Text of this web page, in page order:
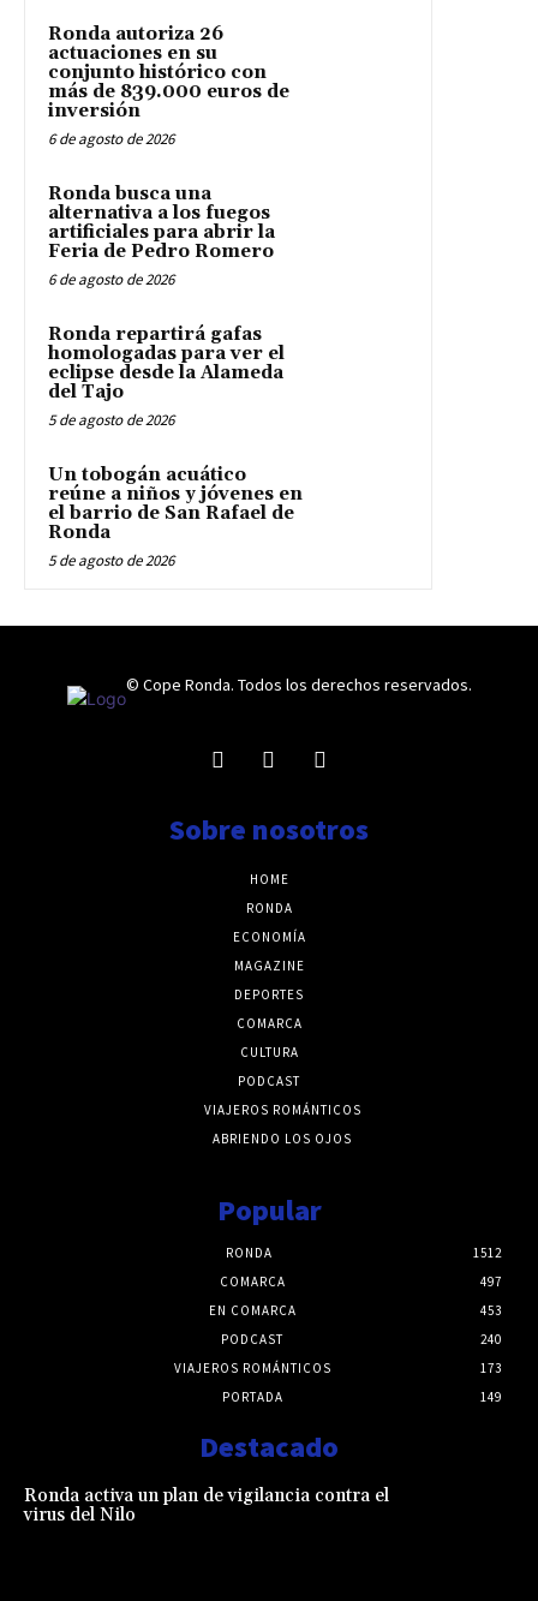
Ronda autoriza 26
actuaciones en su
conjunto histórico con
más de 839.000 euros de
inversión
6 de agosto de 2026
Ronda busca una
alternativa a los fuegos
artificiales para abrir la
Feria de Pedro Romero
6 de agosto de 2026
Ronda repartirá gafas
homologadas para ver el
eclipse desde la Alameda
del Tajo
5 de agosto de 2026
Un tobogán acuático
reúne a niños y jóvenes en
el barrio de San Rafael de
Ronda
5 de agosto de 2026
© Cope Ronda. Todos los derechos reservados.
Sobre nosotros
HOME
RONDA
ECONOMÍA
MAGAZINE
DEPORTES
COMARCA
CULTURA
PODCAST
VIAJEROS ROMÁNTICOS
ABRIENDO LOS OJOS
Popular
RONDA
1512
COMARCA
497
EN COMARCA
453
PODCAST
240
VIAJEROS ROMÁNTICOS
173
PORTADA
149
Destacado
Ronda activa un plan de vigilancia contra el
virus del Nilo